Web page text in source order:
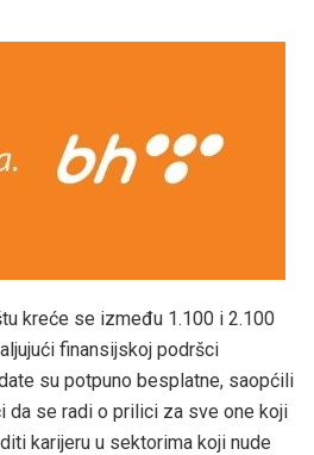
kreće se između 1.100 i 2.100
finansijskoj podršci
su potpuno besplatne, saopćili
da se radi o prilici za sve one koji
karijeru u sektorima koji nude